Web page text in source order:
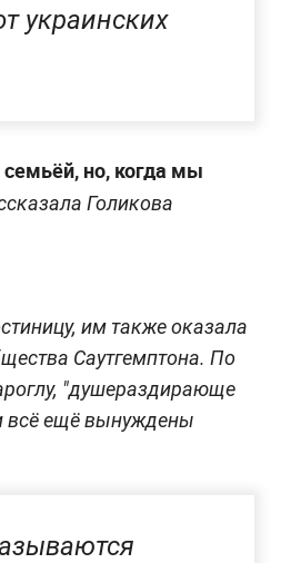
украинских
но, когда мы
Голикова
им также оказала
Саутгемптона. По
"душераздирающе
всё ещё вынуждены